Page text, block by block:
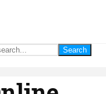
Search